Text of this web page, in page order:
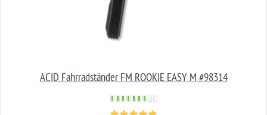
ACID Fahrradständer FM ROOKIE EASY M #98314